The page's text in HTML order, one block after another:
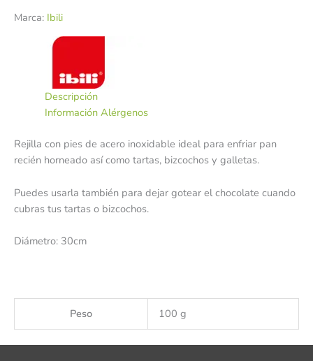
Marca: Ibili
Descripción
Información Alérgenos
Rejilla con pies de acero inoxidable ideal para enfriar pan
recién horneado así como tartas, bizcochos y galletas.
Puedes usarla también para dejar gotear el chocolate cuando
cubras tus tartas o bizcochos.
Diámetro: 30cm
Peso 100 g